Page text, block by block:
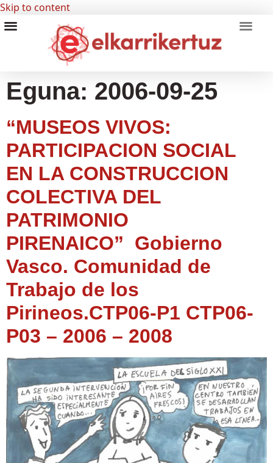
Skip to content
Eguna: 2006-09-25
“MUSEOS VIVOS:
PARTICIPACION SOCIAL
EN LA CONSTRUCCION
COLECTIVA DEL
PATRIMONIO
PIRENAICO” Gobierno
Vasco. Comunidad de
Trabajo de los
Pirineos.CTP06-P1 CTP06-
P03 – 2006 – 2008